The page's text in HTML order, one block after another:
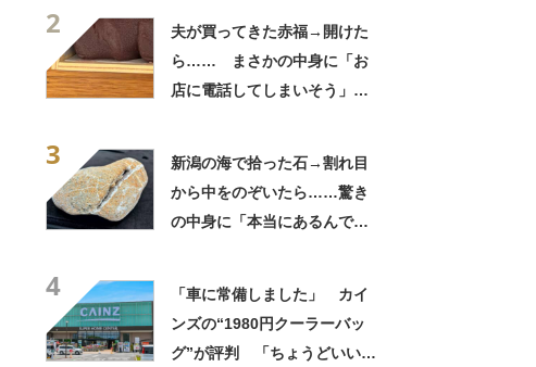
2
夫が買ってきた赤福→開けた
ら…… まさかの中身に「お
店に電話してしまいそう」
3
新潟の海で拾った石→割れ目
から中をのぞいたら……驚き
の中身に「本当にあるんです
4
「車に常備しました」 カイ
ンズの“1980円クーラーバッ
グ”が評判 「ちょうどいい大